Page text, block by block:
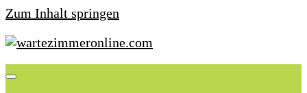
Zum Inhalt springen